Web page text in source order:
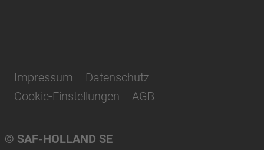
© SAF-HOLLAND SE
Impressum
Datenschutz
Cookie-Einstellungen
AGB